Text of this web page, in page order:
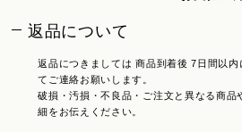
返品について
返品につきましては 商品到着後 7日間以
てご連絡お願いします。
破損・汚損・不良品・ご注文と異なる商品
細をお伝えください。